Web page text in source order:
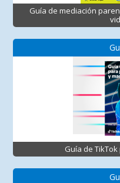
Guía de mediación
Guía de